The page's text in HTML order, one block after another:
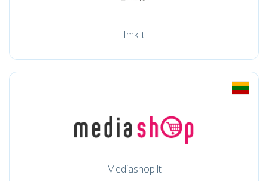
Imk.lt
Mediashop.lt